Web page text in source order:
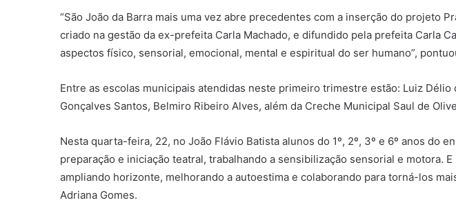
“São João da Barra mais uma vez abre precedentes com a inserção do projeto
criado na gestão da ex-prefeita Carla Machado, e difundido pela prefeita Carla
aspectos físico, sensorial, emocional, mental e espiritual do ser humano”,
Entre as escolas municipais atendidas neste primeiro trimestre estão: Luiz
Gonçalves Santos, Belmiro Ribeiro Alves, além da Creche Municipal Saul de
Nesta quarta-feira, 22, no João Flávio Batista alunos do 1º, 2º, 3º e 6º anos do
preparação e iniciação teatral, trabalhando a sensibilização sensorial e motora.
ampliando horizonte, melhorando a autoestima e colaborando para torná-los
Adriana Gomes.